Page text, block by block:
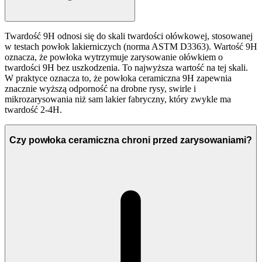
Twardość 9H odnosi się do skali twardości ołówkowej, stosowanej
w testach powłok lakierniczych (norma ASTM D3363). Wartość 9H
oznacza, że powłoka wytrzymuje zarysowanie ołówkiem o
twardości 9H bez uszkodzenia. To najwyższa wartość na tej skali.
W praktyce oznacza to, że powłoka ceramiczna 9H zapewnia
znacznie wyższą odporność na drobne rysy, swirle i
mikrozarysowania niż sam lakier fabryczny, który zwykle ma
twardość 2-4H.
Czy powłoka ceramiczna chroni przed zarysowaniami?